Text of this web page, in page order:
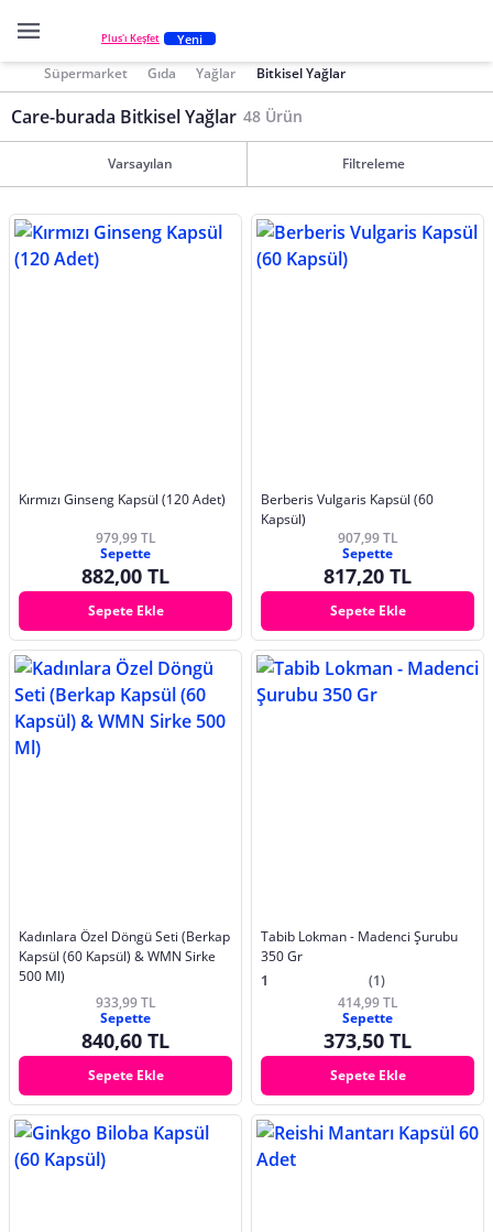
Plus'ı Keşfet Yeni
Süpermarket Gıda Yağlar Bitkisel Yağlar
Care-burada Bitkisel Yağlar 48 Ürün
Varsayılan Filtreleme
Kırmızı Ginseng Kapsül (120 Adet)
979,99 TL
Sepette
882,00 TL
Sepete Ekle
Berberis Vulgaris Kapsül (60
Kapsül)
907,99 TL
Sepette
817,20 TL
Sepete Ekle
Kadınlara Özel Döngü Seti (Berkap
Kapsül (60 Kapsül) & WMN Sirke
500 Ml)
933,99 TL
Sepette
840,60 TL
Sepete Ekle
Tabib Lokman - Madenci Şurubu
350 Gr
1
(1)
414,99 TL
Sepette
373,50 TL
Sepete Ekle